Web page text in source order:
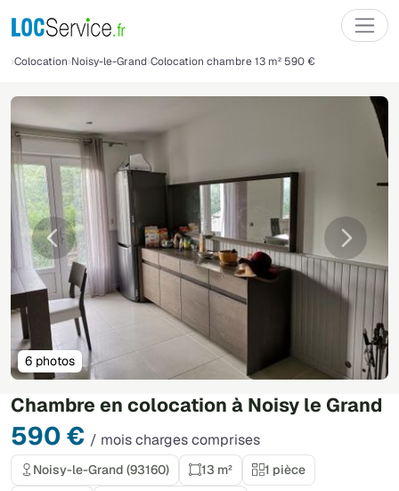
Colocation Noisy-le-Grand Colocation chambre 13 m² 590 €
Chambre en colocation à Noisy le Grand
590 € / mois charges comprises
Précédente
6 photos
Noisy-le-Grand (93160) 13 m²
1 pièce